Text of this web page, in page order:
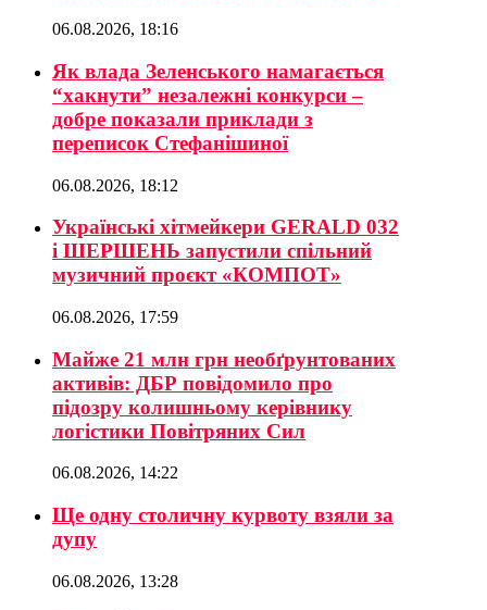
06.08.2026, 18:16
Як влада Зеленського намагається
“хакнути” незалежні конкурси –
добре показали приклади з
переписок Стефанішиної
06.08.2026, 18:12
Українські хітмейкери GERALD 032
і ШЕРШЕНЬ запустили спільний
музичний проєкт «КОМПОТ»
06.08.2026, 17:59
Майже 21 млн грн необґрунтованих
активів: ДБР повідомило про
підозру колишньому керівнику
логістики Повітряних Сил
06.08.2026, 14:22
Ще одну столичну курвоту взяли за
дупу
06.08.2026, 13:28